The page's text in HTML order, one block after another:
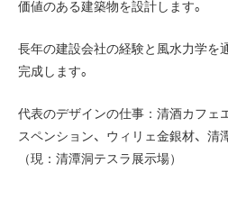
価値のある建築物を設計します。
長年の建設会社の経験と風水力学を
完成します。
代表のデザインの仕事：清酒カフェ
スペンション、ウィリェ金銀材、清
（現：清潭洞テスラ展示場）